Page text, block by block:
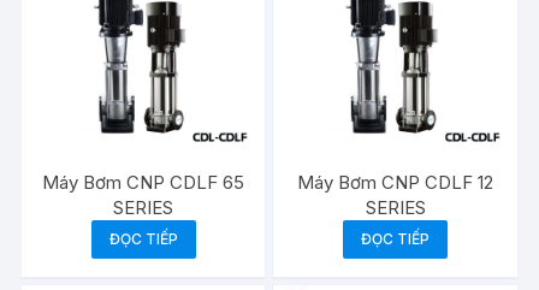
Máy Bơm CNP CDLF 65
SERIES
ĐỌC TIẾP
Máy Bơm CNP CDLF 12
SERIES
ĐỌC TIẾP